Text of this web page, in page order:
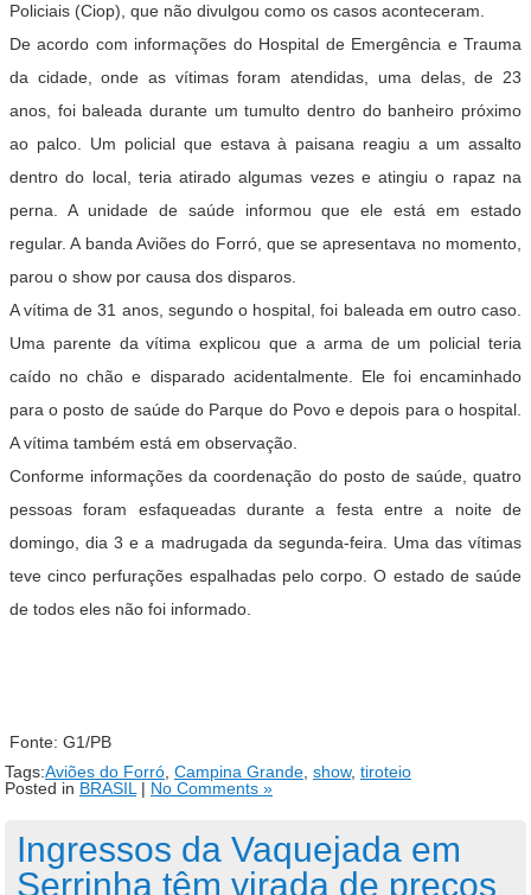
Policiais (Ciop), que não divulgou como os casos aconteceram.
De acordo com informações do Hospital de Emergência e Trauma
da cidade, onde as vítimas foram atendidas, uma delas, de 23
anos, foi baleada durante um tumulto dentro do banheiro próximo
ao palco. Um policial que estava à paisana reagiu a um assalto
dentro do local, teria atirado algumas vezes e atingiu o rapaz na
perna. A unidade de saúde informou que ele está em estado
regular. A banda Aviões do Forró, que se apresentava no momento,
parou o show por causa dos disparos.
A vítima de 31 anos, segundo o hospital, foi baleada em outro caso.
Uma parente da vítima explicou que a arma de um policial teria
caído no chão e disparado acidentalmente. Ele foi encaminhado
para o posto de saúde do Parque do Povo e depois para o hospital.
A vítima também está em observação.
Conforme informações da coordenação do posto de saúde, quatro
pessoas foram esfaqueadas durante a festa entre a noite de
domingo, dia 3 e a madrugada da segunda-feira. Uma das vítimas
teve cinco perfurações espalhadas pelo corpo. O estado de saúde
de todos eles não foi informado.
Fonte: G1/PB
Tags:Aviões do Forró, Campina Grande, show, tiroteio
Posted in BRASIL| No Comments »
Ingressos da Vaquejada em
Serrinha têm virada de preços